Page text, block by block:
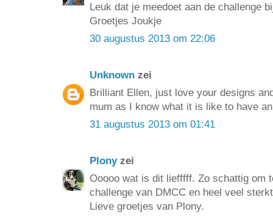
Leuk dat je meedoet aan de challenge
Groetjes Joukje
30 augustus 2013 om 22:06
Unknown zei
Brilliant Ellen, just love your designs
mum as I know what it is like to have
31 augustus 2013 om 01:41
Plonyzei
Ooooo wat is dit liefffff. Zo schattig om
challenge van DMCC en heel veel
Lieve groetjes van Plony.